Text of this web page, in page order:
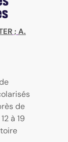
; A.
de
à 19